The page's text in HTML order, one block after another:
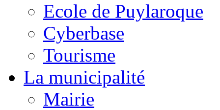
Ecole de Puylaroque
Cyberbase
Tourisme
La municipalité
Mairie